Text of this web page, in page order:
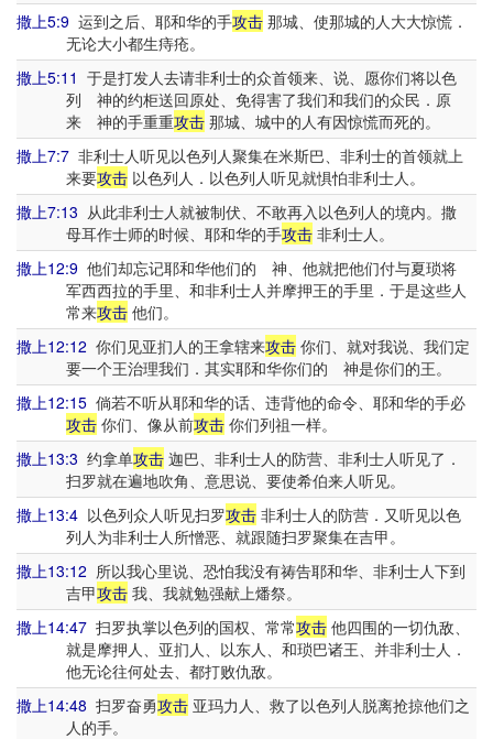
撒上5:9 运到之后、耶和华的手攻击 那城、使那城的人大大惊慌．
无论大小都生痔疮。
撒上5:11 于是打发人去请非利士的众首领来、说、愿你们将以色
列 神的约柜送回原处、免得害了我们和我们的众民．原
来 神的手重重攻击那城、城中的人有因惊慌而死的。
撒上7:7 非利士人听见以色列人聚集在米斯巴、非利士的首领就上
来要攻击以色列人．以色列人听见就惧怕非利士人。
撒上7:13 从此非利士人就被制伏、不敢再入以色列人的境内。撒
母耳作士师的时候、耶和华的手攻击非利士人。
撒上12:9 他们却忘记耶和华他们的 神、他就把他们付与夏琐将
军西西拉的手里、和非利士人并摩押王的手里．于是这些人
常来攻击他们。
撒上12:12 你们见亚扪人的王拿辖来攻击 你们、就对我说、我们定
要一个王治理我们．其实耶和华你们的 神是你们的王。
撒上12:15 倘若不听从耶和华的话、违背他的命令、耶和华的手必
攻击你们、像从前攻击你们列祖一样。
撒上13:3 约拿单攻击 迦巴、非利士人的防营、非利士人听见了．
扫罗就在遍地吹角、意思说、要使希伯来人听见。
撒上13:4 以色列众人听见扫罗攻击 非利士人的防营．又听见以色
列人为非利士人所憎恶、就跟随扫罗聚集在吉甲。
撒上13:12 所以我心里说、恐怕我没有祷告耶和华、非利士人下到
吉甲攻击我、我就勉强献上燔祭。
撒上14:47 扫罗执掌以色列的国权、常常攻击 他四围的一切仇敌、
就是摩押人、亚扪人、以东人、和琐巴诸王、并非利士人．
他无论往何处去、都打败仇敌。
撒上14:48 扫罗奋勇攻击 亚玛力人、救了以色列人脱离抢掠他们之
人的手。